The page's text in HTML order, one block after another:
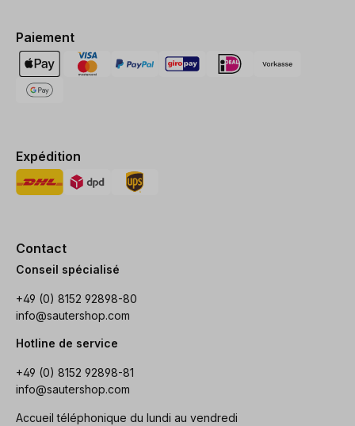
Paiement
Expédition
Contact
Conseil spécialisé
+49 (0) 8152 92898-80
info@sautershop.com
Hotline de service
+49 (0) 8152 92898-81
info@sautershop.com
Accueil téléphonique du lundi au vendredi